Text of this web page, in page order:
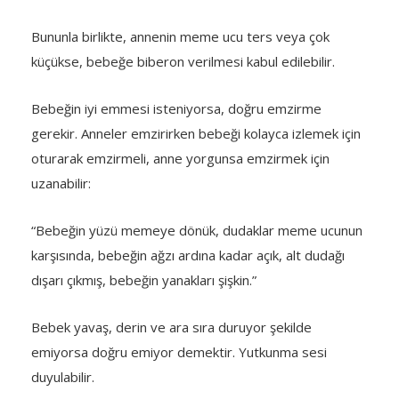
Bununla birlikte, annenin meme ucu ters veya çok
küçükse, bebeğe biberon verilmesi kabul edilebilir.
Bebeğin iyi emmesi isteniyorsa, doğru emzirme
gerekir. Anneler emzirirken bebeği kolayca izlemek için
oturarak emzirmeli, anne yorgunsa emzirmek için
uzanabilir:
“Bebeğin yüzü memeye dönük, dudaklar meme ucunun
karşısında, bebeğin ağzı ardına kadar açık, alt dudağı
dışarı çıkmış, bebeğin yanakları şişkin.”
Bebek yavaş, derin ve ara sıra duruyor şekilde
emiyorsa doğru emiyor demektir. Yutkunma sesi
duyulabilir.